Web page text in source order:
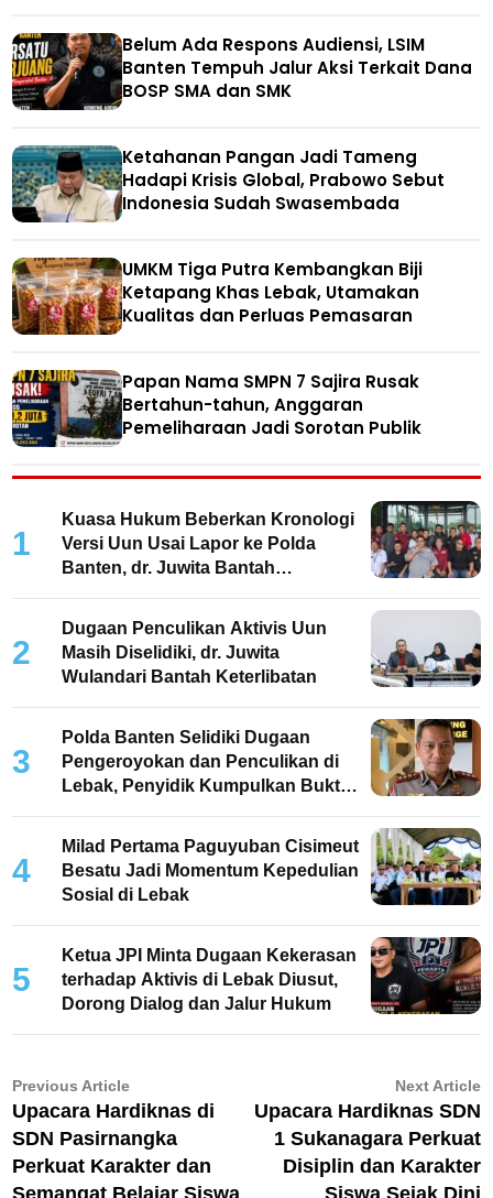
Belum Ada Respons Audiensi, LSIM
Banten Tempuh Jalur Aksi Terkait Dana
BOSP SMA dan SMK
Ketahanan Pangan Jadi Tameng
Hadapi Krisis Global, Prabowo Sebut
Indonesia Sudah Swasembada
UMKM Tiga Putra Kembangkan Biji
Ketapang Khas Lebak, Utamakan
Kualitas dan Perluas Pemasaran
Papan Nama SMPN 7 Sajira Rusak
Bertahun-tahun, Anggaran
Pemeliharaan Jadi Sorotan Publik
1
Kuasa Hukum Beberkan Kronologi
Versi Uun Usai Lapor ke Polda
Banten, dr. Juwita Bantah
2
Dugaan Penculikan Aktivis Uun
Masih Diselidiki, dr. Juwita
Wulandari Bantah Keterlibatan
3
Polda Banten Selidiki Dugaan
Pengeroyokan dan Penculikan di
Lebak, Penyidik Kumpulkan Bukti
4
Milad Pertama Paguyuban Cisimeut
Besatu Jadi Momentum Kepedulian
Sosial di Lebak
5
Ketua JPI Minta Dugaan Kekerasan
terhadap Aktivis di Lebak Diusut,
Dorong Dialog dan Jalur Hukum
Navigasi
pos
Previous ArticlePrevious
article:
Upacara Hardiknas di
SDN Pasirnangka
Perkuat Karakter dan
Next Article
Upacara Hardiknas SDN
1 Sukanagara Perkuat
Disiplin dan Karakter